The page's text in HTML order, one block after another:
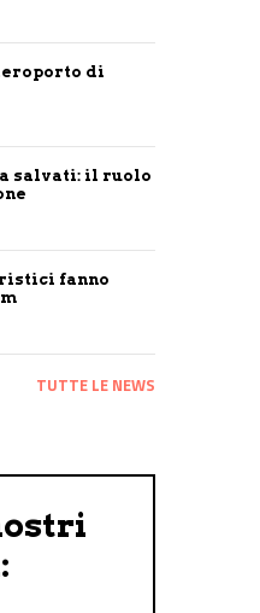
di
salvati: il ruolo
fanno
TUTTE LE NEWS